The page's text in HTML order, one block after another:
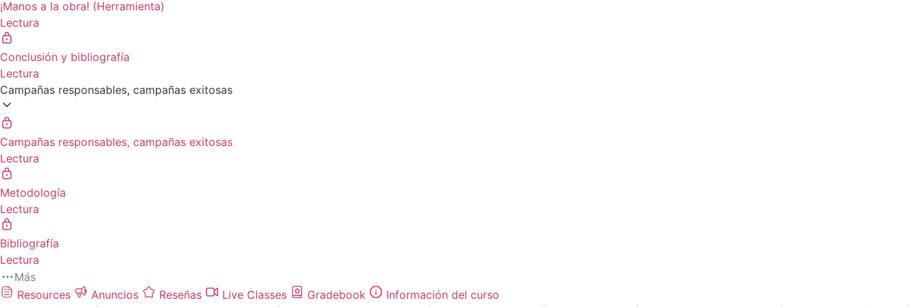
¡Manos a la obra! (Herramienta)
Lectura
Conclusión y bibliografía
Lectura
Campañas responsables, campañas exitosas
Campañas responsables, campañas exitosas
Lectura
Metodología
Lectura
Bibliografía
Lectura
Más
Resources
Anuncios Reseñas Live Classes Gradebook
Información del curso